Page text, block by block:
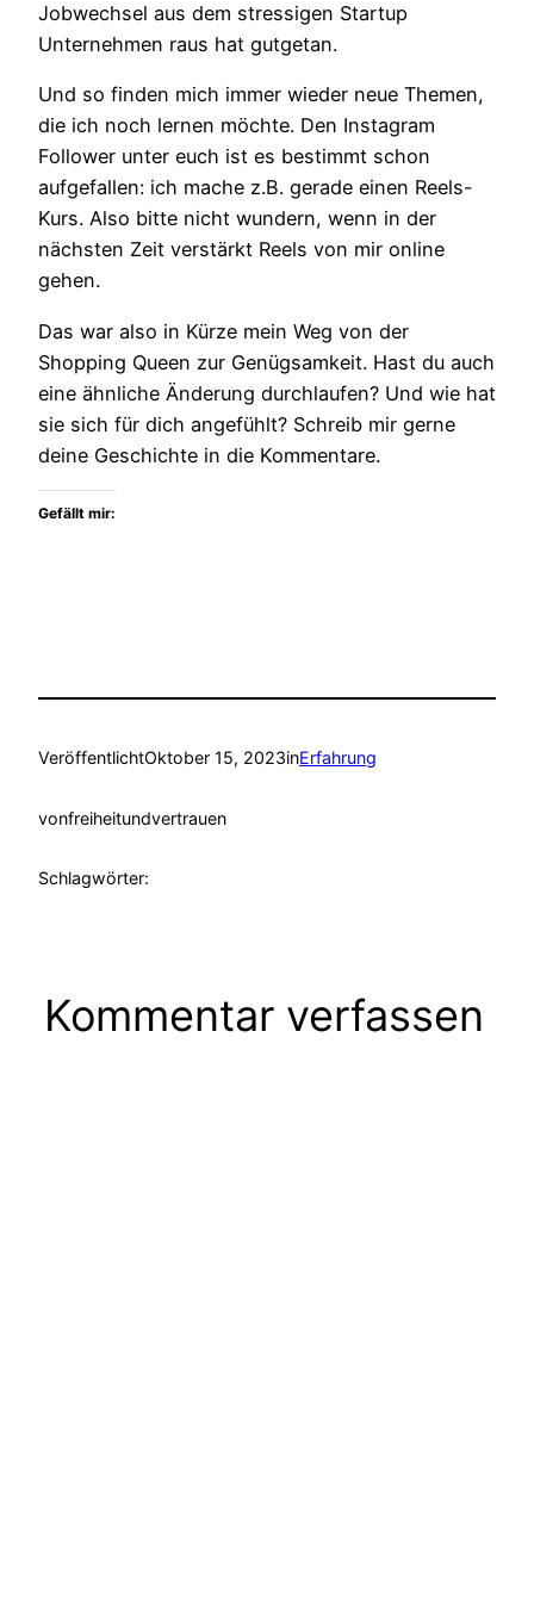
Jobwechsel aus dem stressigen Startup
Unternehmen raus hat gutgetan.
Und so finden mich immer wieder neue Themen,
die ich noch lernen möchte. Den Instagram
Follower unter euch ist es bestimmt schon
aufgefallen: ich mache z.B. gerade einen Reels-
Kurs. Also bitte nicht wundern, wenn in der
nächsten Zeit verstärkt Reels von mir online
gehen.
Das war also in Kürze mein Weg von der
Shopping Queen zur Genügsamkeit. Hast du auch
eine ähnliche Änderung durchlaufen? Und wie hat
sie sich für dich angefühlt? Schreib mir gerne
deine Geschichte in die Kommentare.
Gefällt mir:
VeröffentlichtOktober 15, 2023inErfahrung
vonfreiheitundvertrauen
Schlagwörter:
Kommentar verfassen